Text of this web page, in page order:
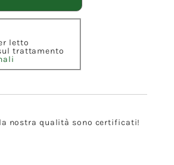
letto
trattamento
nostra qualità sono certificati!